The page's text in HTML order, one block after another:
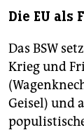
Die EU als
Das BSW
Krieg und
Geisel) und